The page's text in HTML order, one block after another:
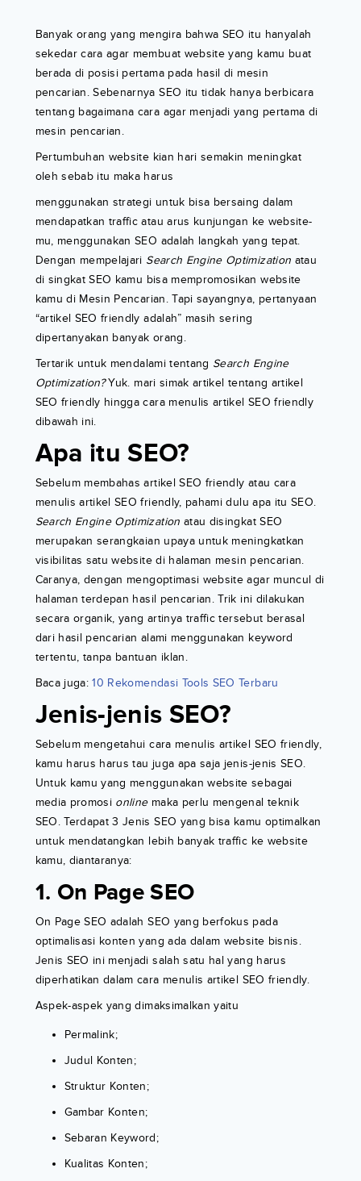
Banyak orang yang mengira bahwa SEO itu hanyalah
sekedar cara agar membuat website yang kamu buat
berada di posisi pertama pada hasil di mesin
pencarian. Sebenarnya SEO itu tidak hanya berbicara
tentang bagaimana cara agar menjadi yang pertama di
mesin pencarian.
Pertumbuhan website kian hari semakin meningkat
oleh sebab itu maka harus
menggunakan strategi untuk bisa bersaing dalam
mendapatkan traffic atau arus kunjungan ke website-
mu, menggunakan SEO adalah langkah yang tepat.
Dengan mempelajari Search Engine Optimization atau
di singkat SEO kamu bisa mempromosikan website
kamu di Mesin Pencarian. Tapi sayangnya, pertanyaan
“artikel SEO friendly adalah” masih sering
dipertanyakan banyak orang.
Tertarik untuk mendalami tentang Search Engine
Optimization?Yuk. mari simak artikel tentang artikel
SEO friendly hingga cara menulis artikel SEO friendly
dibawah ini.
Apa itu SEO?
Sebelum membahas artikel SEO friendly atau cara
menulis artikel SEO friendly, pahami dulu apa itu SEO.
Search Engine Optimization atau disingkat SEO
merupakan serangkaian upaya untuk meningkatkan
visibilitas satu website di halaman mesin pencarian.
Caranya, dengan mengoptimasi website agar muncul di
halaman terdepan hasil pencarian. Trik ini dilakukan
secara organik, yang artinya traffic tersebut berasal
dari hasil pencarian alami menggunakan keyword
tertentu, tanpa bantuan iklan.
Baca juga:10 Rekomendasi Tools SEO Terbaru
Jenis-jenis SEO?
Sebelum mengetahui cara menulis artikel SEO friendly,
kamu harus harus tau juga apa saja jenis-jenis SEO.
Untuk kamu yang menggunakan website sebagai
media promosi onlinemaka perlu mengenal teknik
SEO. Terdapat 3 Jenis SEO yang bisa kamu optimalkan
untuk mendatangkan lebih banyak traffic ke website
kamu, diantaranya:
1. On Page SEO
On Page SEO adalah SEO yang berfokus pada
optimalisasi konten yang ada dalam website bisnis.
Jenis SEO ini menjadi salah satu hal yang harus
diperhatikan dalam cara menulis artikel SEO friendly.
Aspek-aspek yang dimaksimalkan yaitu
Permalink;
Judul Konten;
Struktur Konten;
Gambar Konten;
Sebaran Keyword;
Kualitas Konten;